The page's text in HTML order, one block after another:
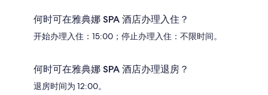
何时可在雅典娜 SPA 酒店办理入住？
开始办理入住：15:00；停止办理入住：不限时间。
何时可在雅典娜 SPA 酒店办理退房？
退房时间为 12:00。